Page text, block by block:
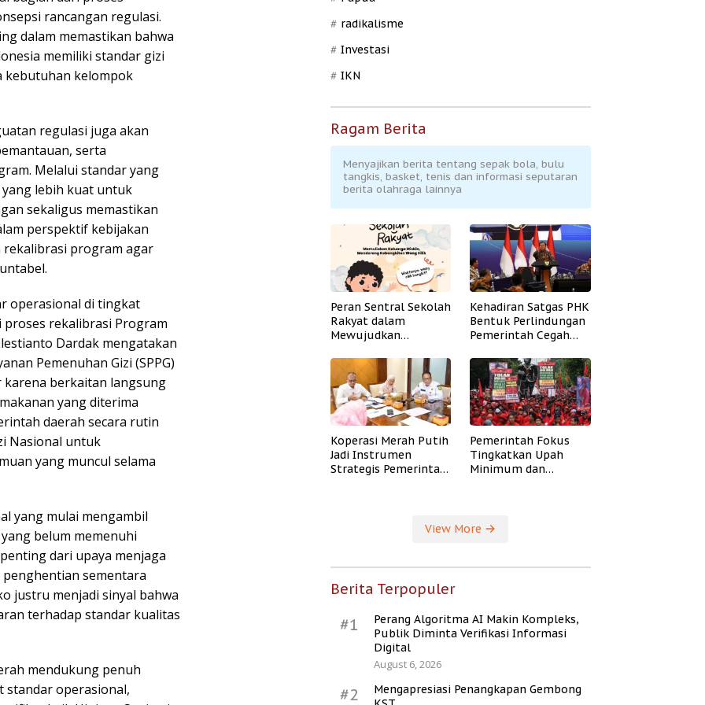
rancangan regulasi.
dalam memastikan bahwa
memiliki standar gizi
kebutuhan kelompok
regulasi juga akan
serta
Melalui standar yang
lebih kuat untuk
sekaligus memastikan
perspektif kebijakan
rekalibrasi program agar
operasional di tingkat
rekalibrasi Program
Dardak mengatakan
Pemenuhan Gizi (SPPG)
karena berkaitan langsung
yang diterima
daerah secara rutin
Nasional untuk
yang muncul selama
yang mulai mengambil
belum memenuhi
dari upaya menjaga
sementara
justru menjadi sinyal bahwa
terhadap standar kualitas
mendukung penuh
standar operasional,
radikalisme
Investasi
IKN
Ragam Berita
Menyajikan berita tentang sepak bola, bulu
tangkis, basket, tenis dan informasi seputaran
berita olahraga lainnya
Peran Sentral Sekolah
Rakyat dalam
Mewujudkan
Kehadiran Satgas PHK
Bentuk Perlindungan
Pemerintah Cegah
Koperasi Merah Putih
Jadi Instrumen
Strategis Pemerintah
Pemerintah Fokus
Tingkatkan Upah
Minimum dan
View More
Berita Terpopuler
#1
Perang Algoritma AI Makin Kompleks,
Publik Diminta Verifikasi Informasi
Digital
August 6, 2026
#2
Mengapresiasi Penangkapan Gembong